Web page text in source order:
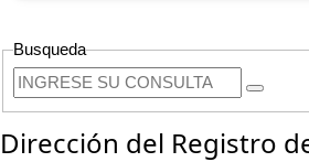
Busqueda
Dirección del Registro